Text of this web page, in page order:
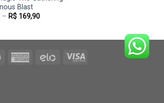
Blast
– R$169,90